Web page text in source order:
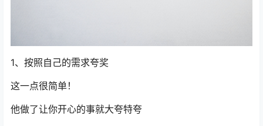
1、按照自己的需求夸奖
这一点很简单！
他做了让你开心的事就大夸特夸